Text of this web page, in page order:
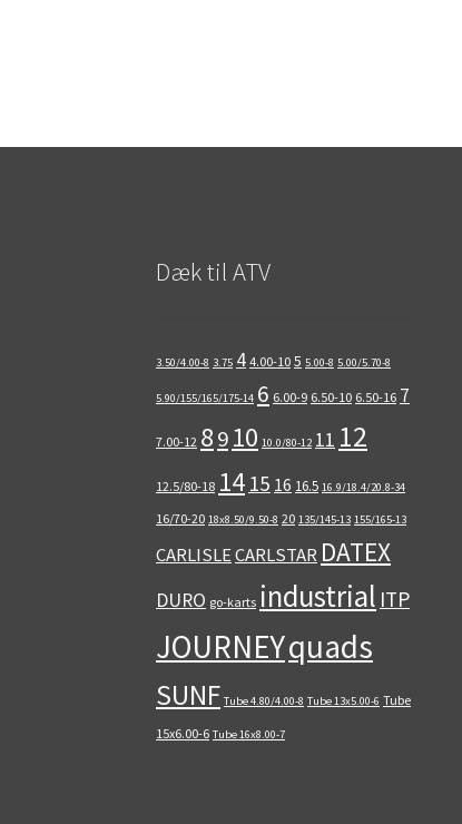
Dæk til ATV
3.50/4.00-8 3.75 4 4.00-10 5 5.00-8 5.00/5.70-8
5.90/155/165/175-14 6 6.00-9 6.50-10 6.50-16 7
7.00-12 8910 10.0/80-12 11 12
12.5/80-18 14 15 16 16.5 16.9/18.4/20.8-34
16/70-20 18x8.50/9.50-8 20 135/145-13 155/165-13
CARLISLECARLSTAR DATEX
DURO go-karts industrial ITP
JOURNEYquads
SUNF Tube 4.80/4.00-8 Tube 13x5.00-6 Tube
15x6.00-6 Tube 16x8.00-7